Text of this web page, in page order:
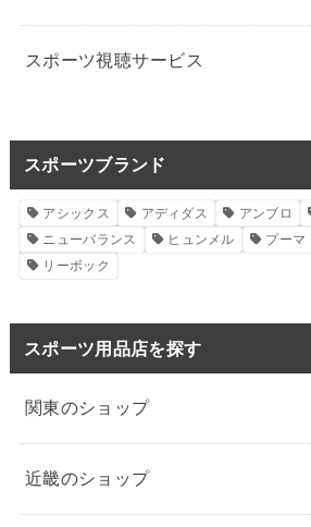
スポーツ視聴サービス
スポーツブランド
アシックス アディダス アンブロ
ニューバランス
ヒュンメル プーマ
リーボック
スポーツ用品店を探す
関東のショップ
近畿のショップ